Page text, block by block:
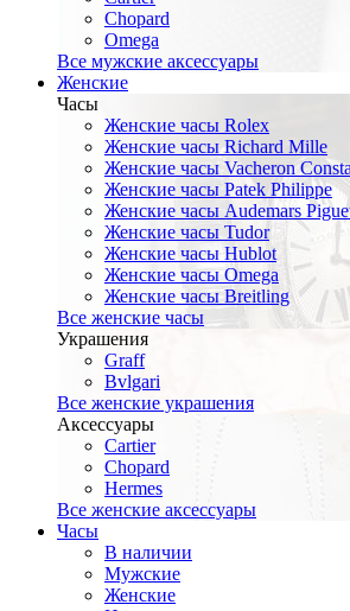
Chopard
Omega
Все мужские аксессуары
Женские
Часы
Женские часы Rolex
Женские часы Richard Mille
Женские часы Vacheron
Женские часы Patek Philippe
Женские часы Audemars
Женские часы Tudor
Женские часы Hublot
Женские часы Omega
Женские часы Breitling
Все женские часы
Украшения
Graff
Bvlgari
Все женские украшения
Аксессуары
Cartier
Chopard
Hermes
Все женские аксессуары
Часы
В наличии
Мужские
Женские